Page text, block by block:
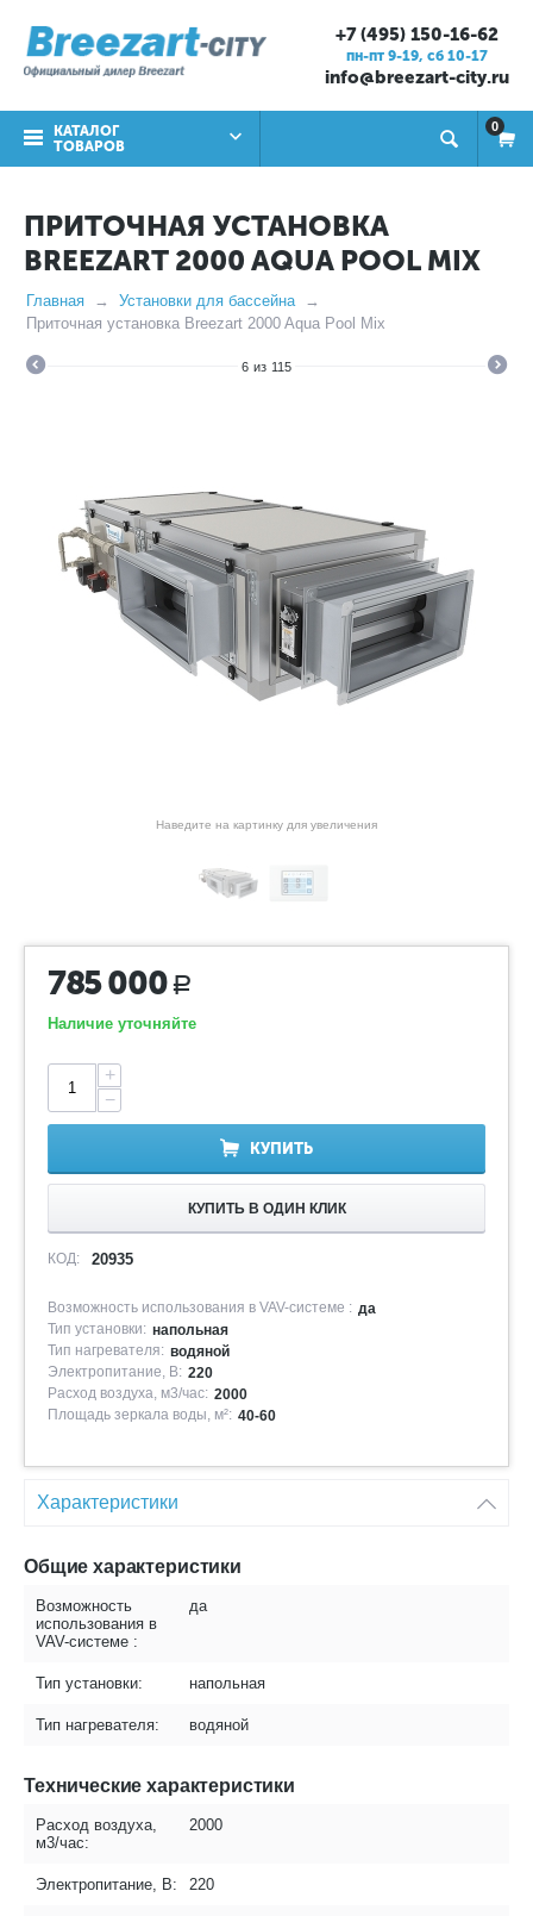
+7 (495) 150-16-62
пн-пт 9-19, cб 10-17
info@breezart-city.ru
КАТАЛОГ
ТОВАРОВ
0
ПРИТОЧНАЯ УСТАНОВКА
BREEZART 2000 AQUA POOL MIX
Главная
Установки для бассейна
Приточная установка Breezart 2000 Aqua Pool Mix
6 из 115
Наведите на картинку для увеличения
785 000 Р
Наличие уточняйте
+
−
КУПИТЬ
КУПИТЬ В ОДИН КЛИК
КОД: 20935
Возможность использования в VAV-системе : да
Тип установки: напольная
Тип нагревателя: водяной
Электропитание, В: 220
Расход воздуха, м3/час: 2000
Площадь зеркала воды, м²: 40-60
Характеристики
Общие характеристики
Возможность
использования в
VAV-системе :
да
Тип установки: напольная
Тип нагревателя: водяной
Технические характеристики
Расход воздуха,
м3/час:
2000
Электропитание, В: 220